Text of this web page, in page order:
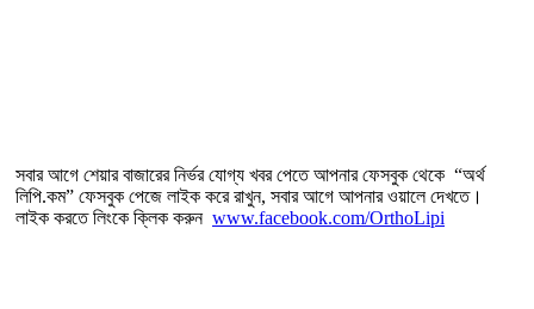
সবার আগে শেয়ার বাজারের নির্ভর যোগ্য খবর পেতে আপনার ফেসবুক থেকে “অর্থ
লিপি.কম” ফেসবুক পেজে লাইক করে রাখুন, সবার আগে আপনার ওয়ালে দেখতে।
লাইক করতে লিংকে ক্লিক করুন www.facebook.com/OrthoLipi